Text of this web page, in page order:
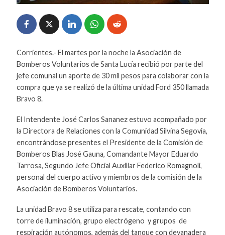
Corrientes.- El martes por la noche la Asociación de
Bomberos Voluntarios de Santa Lucía recibió por parte del
jefe comunal un aporte de 30 mil pesos para colaborar con la
compra que ya se realizó de la última unidad Ford 350 llamada
Bravo 8.
El Intendente José Carlos Sananez estuvo acompañado por
la Directora de Relaciones con la Comunidad Silvina Segovia,
encontrándose presentes el Presidente de la Comisión de
Bomberos Blas José Gauna, Comandante Mayor Eduardo
Tarrosa, Segundo Jefe Oficial Auxiliar Federico Romagnoli,
personal del cuerpo activo y miembros de la comisión de la
Asociación de Bomberos Voluntarios.
La unidad Bravo 8 se utiliza para rescate, contando con
torre de iluminación, grupo electrógeno y grupos de
respiración autónomos, además del tanque con devanadera